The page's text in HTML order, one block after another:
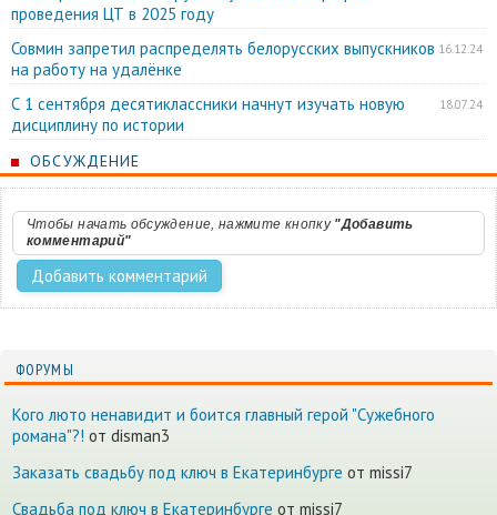
проведения ЦТ в 2025 году
16.12.24
Совмин запретил распределять белорусских выпускников
на работу на удалёнке
18.07.24
С 1 сентября десятиклассники начнут изучать новую
дисциплину по истории
ОБСУЖДЕНИЕ
Чтобы начать обсуждение, нажмите кнопку "Добавить
комментарий"
ФОРУМЫ
Кого люто ненавидит и боится главный герой "Сужебного
романа"?! от disman3
Заказать свадьбу под ключ в Екатеринбурге от missi7
Cвадьба под ключ в Екатеринбурге от missi7